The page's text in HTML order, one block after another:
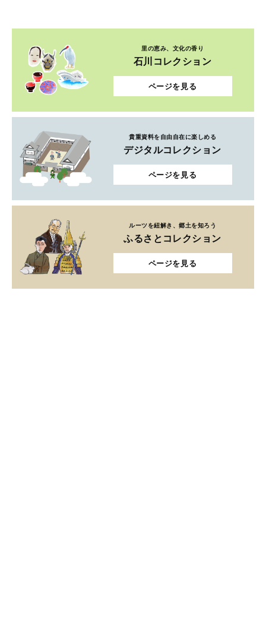
里の恵み、文化の香り
石川コレクション
ページを見る
貴重資料を自由自在に楽しめる
デジタルコレクション
ページを見る
ルーツを紐解き、郷土を知ろう
ふるさとコレクション
ページを見る